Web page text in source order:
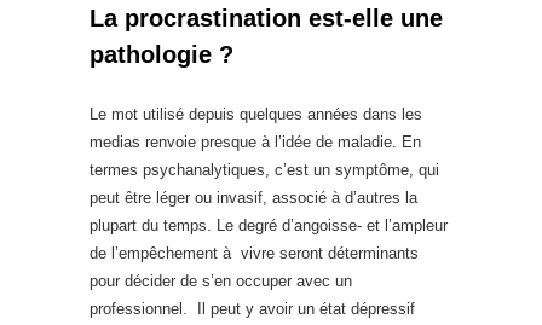
La procrastination est-elle une
pathologie ?
Le mot utilisé depuis quelques années dans les
medias renvoie presque à l’idée de maladie. En
termes psychanalytiques, c’est un symptôme, qui
peut être léger ou invasif, associé à d’autres la
plupart du temps. Le degré d’angoisse- et l’ampleur
de l’empêchement à vivre seront déterminants
pour décider de s’en occuper avec un
professionnel. Il peut y avoir un état dépressif